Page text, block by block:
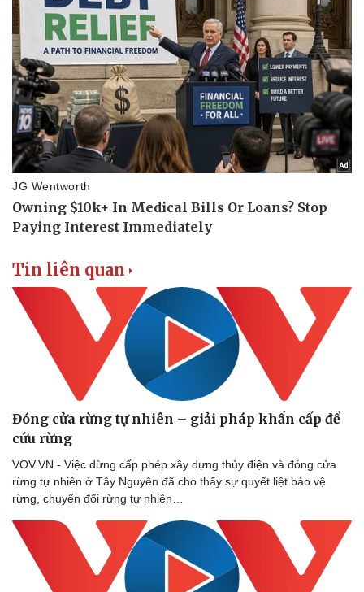
Pháp luật
Vụ án
Tin nóng
Tư vấn luật
Quân sự - Quốc phòng
Việt Nam
Phân tích
Tin liên quan
Đóng cửa rừng tự nhiên – giải pháp khẩn cấp để
cứu rừng
VOV.VN - Việc dừng cấp phép xây dựng thủy điện và đóng cửa
rừng tự nhiên ở Tây Nguyên đã cho thấy sự quyết liệt bảo vệ
rừng, chuyển đổi rừng tự nhiên…